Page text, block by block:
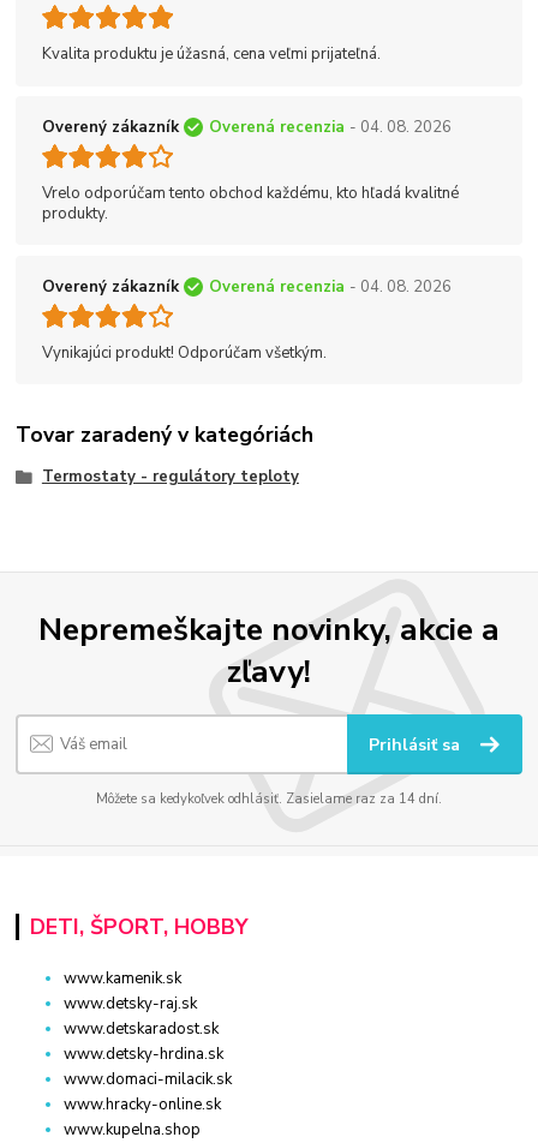
Kvalita produktu je úžasná, cena veľmi prijateľná.
Overený zákazník Overená recenzia - 04. 08. 2026
Vrelo odporúčam tento obchod každému, kto hľadá kvalitné
produkty.
Overený zákazník Overená recenzia - 04. 08. 2026
Vynikajúci produkt! Odporúčam všetkým.
Tovar zaradený v kategóriách
Termostaty - regulátory teploty
Nepremeškajte novinky, akcie a
zľavy!
Prihlásiť sa
Môžete sa kedykoľvek odhlásiť. Zasielame raz za 14 dní.
DETI, ŠPORT, HOBBY
www.kamenik.sk
www.detsky-raj.sk
www.detskaradost.sk
www.detsky-hrdina.sk
www.domaci-milacik.sk
www.hracky-online.sk
www.kupelna.shop